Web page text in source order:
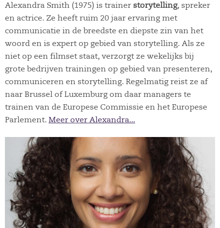
Alexandra Smith (1975) is trainer storytelling, spreker
en actrice. Ze heeft ruim 20 jaar ervaring met
communicatie in de breedste en diepste zin van het
woord en is expert op gebied van storytelling. Als ze
niet op een filmset staat, verzorgt ze wekelijks bij
grote bedrijven trainingen op gebied van presenteren,
communiceren en storytelling. Regelmatig reist ze af
naar Brussel of Luxemburg om daar managers te
trainen van de Europese Commissie en het Europese
Parlement. Meer over Alexandra...